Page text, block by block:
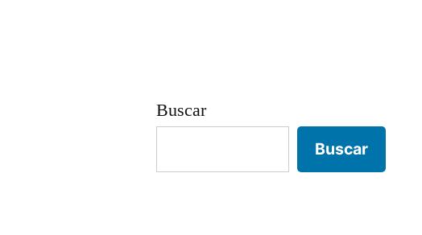
Buscar
Buscar